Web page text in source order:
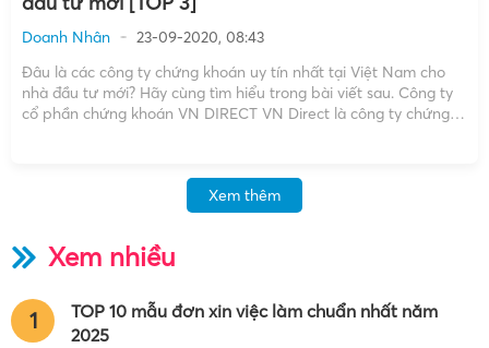
Doanh Nhân
23-09-2020, 08:43
Đâu là các công ty chứng khoán uy tín nhất tại Việt Nam cho
nhà đầu tư mới? Hãy cùng tìm hiểu trong bài viết sau. Công ty
cổ phần chứng khoán VN DIRECT VN Direct là công ty chứng
Xem thêm
Xem nhiều
1
TOP 10 mẫu đơn xin việc làm chuẩn nhất năm
2025